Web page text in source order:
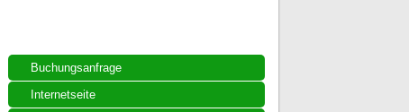
Buchungsanfrage
Internetseite